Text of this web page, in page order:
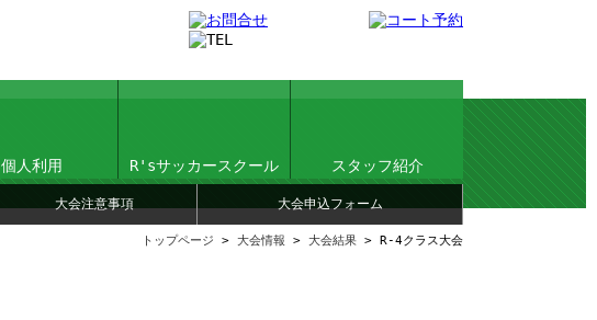
個人利用 R'sサッカースクール スタッフ紹介
大会注意事項 大会申込フォーム
トップページ > 大会情報 > 大会結果 > R-4クラス大会